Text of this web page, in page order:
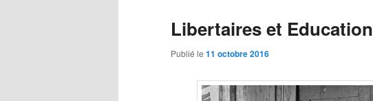
Libertaires et Education
Publié le 11 octobre 2016